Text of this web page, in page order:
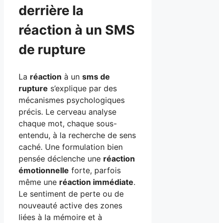
derrière la
réaction à un SMS
de rupture
La réaction à un sms de
rupture s’explique par des
mécanismes psychologiques
précis. Le cerveau analyse
chaque mot, chaque sous-
entendu, à la recherche de sens
caché. Une formulation bien
pensée déclenche une réaction
émotionnelle forte, parfois
même une réaction immédiate.
Le sentiment de perte ou de
nouveauté active des zones
liées à la mémoire et à